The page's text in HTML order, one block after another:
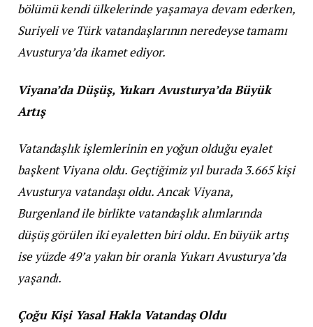
bölümü kendi ülkelerinde yaşamaya devam ederken,
Suriyeli ve Türk vatandaşlarının neredeyse tamamı
Avusturya’da ikamet ediyor.
Viyana’da Düşüş, Yukarı Avusturya’da Büyük
Artış
Vatandaşlık işlemlerinin en yoğun olduğu eyalet
başkent Viyana oldu. Geçtiğimiz yıl burada 3.665 kişi
Avusturya vatandaşı oldu. Ancak Viyana,
Burgenland ile birlikte vatandaşlık alımlarında
düşüş görülen iki eyaletten biri oldu. En büyük artış
ise yüzde 49’a yakın bir oranla Yukarı Avusturya’da
yaşandı.
Çoğu Kişi Yasal Hakla Vatandaş Oldu